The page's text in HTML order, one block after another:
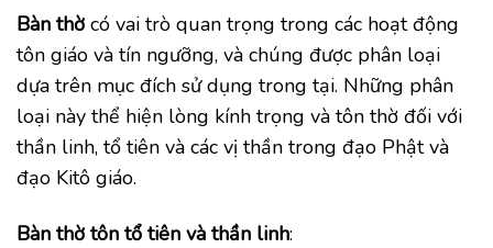
Bàn thờ có vai trò quan trọng trong các hoạt động
tôn giáo và tín ngưỡng, và chúng được phân loại
dựa trên mục đích sử dụng trong tại. Những phân
loại này thể hiện lòng kính trọng và tôn thờ đối với
thần linh, tổ tiên và các vị thần trong đạo Phật và
đạo Kitô giáo.
Bàn thờ tôn tổ tiên và thần linh: